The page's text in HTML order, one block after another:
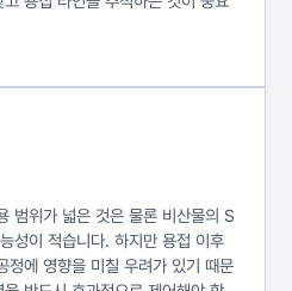
범위가 넓은 것은 물론 비산물의 S
성이 적습니다. 하지만 용접 이후
정에 영향을 미칠 우려가 있기 때문